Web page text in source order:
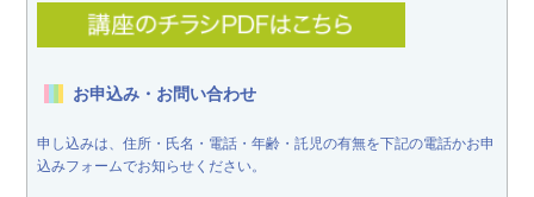
お申込み・お問い合わせ
申し込みは、住所・氏名・電話・年齢・託児の有無を下記の電話かお申
込みフォームでお知らせください。